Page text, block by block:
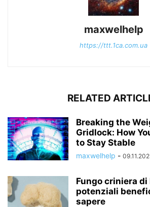
maxwelhelp
https://ttt.1ca.com.ua
RELATED
Breaking the
Gridlock: How
to Stay Stable
maxwelhelp -
Fungo criniera di
potenziali
sapere